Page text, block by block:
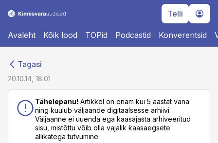
Telli
Avaleht Kõik lood TOPid Podcastid Konverentsid
Tagasi
20.10.14, 18:01
Tähelepanu! Artikkel on enam kui 5 aastat vana
ning kuulub väljaande digitaalsesse arhiivi.
Väljaanne ei uuenda ega kaasajasta arhiveeritud
sisu, mistõttu võib olla vajalik kaasaegsete
allikatega tutvumine